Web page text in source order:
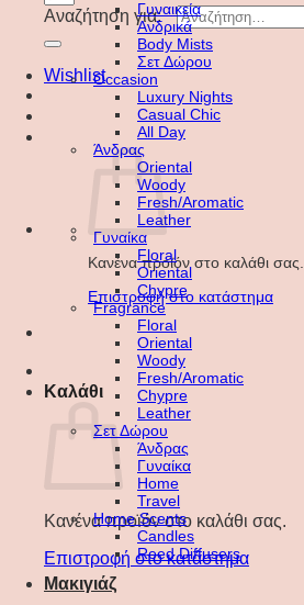
Αναζήτηση για:
Wishlist
Κανένα προϊόν στο καλάθι σας.
Επιστροφή στο κατάστημα
Καλάθι
Κανένα προϊόν στο καλάθι σας.
Επιστροφή στο κατάστημα
Γυναικεία
Ανδρικά
Body Mists
Σετ Δώρου
Occasion
Luxury Nights
Casual Chic
All Day
Άνδρας
Oriental
Woody
Fresh/Aromatic
Leather
Γυναίκα
Floral
Oriental
Chypre
Fragrance
Floral
Oriental
Woody
Fresh/Aromatic
Chypre
Leather
Σετ Δώρου
Άνδρας
Γυναίκα
Home
Travel
Home Scents
Candles
Reed Diffusers
Μακιγιάζ